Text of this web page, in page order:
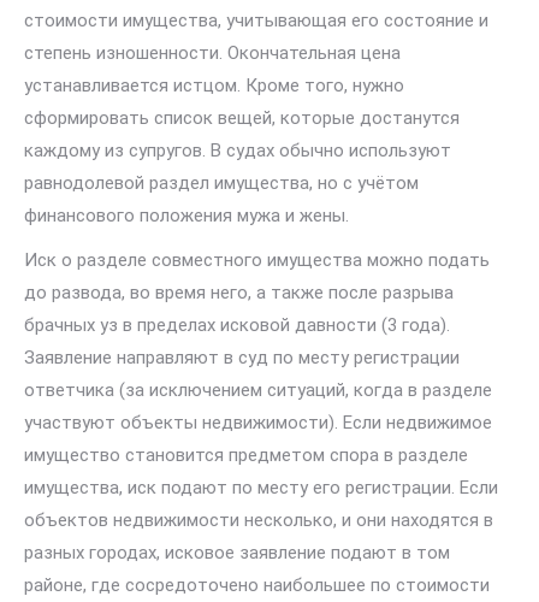
стоимости имущества, учитывающая его состояние и
степень изношенности. Окончательная цена
устанавливается истцом. Кроме того, нужно
сформировать список вещей, которые достанутся
каждому из супругов. В судах обычно используют
равнодолевой раздел имущества, но с учётом
финансового положения мужа и жены.
Иск о разделе совместного имущества можно подать
до развода, во время него, а также после разрыва
брачных уз в пределах исковой давности (3 года).
Заявление направляют в суд по месту регистрации
ответчика (за исключением ситуаций, когда в разделе
участвуют объекты недвижимости). Если недвижимое
имущество становится предметом спора в разделе
имущества, иск подают по месту его регистрации. Если
объектов недвижимости несколько, и они находятся в
разных городах, исковое заявление подают в том
районе, где сосредоточено наибольшее по стоимости